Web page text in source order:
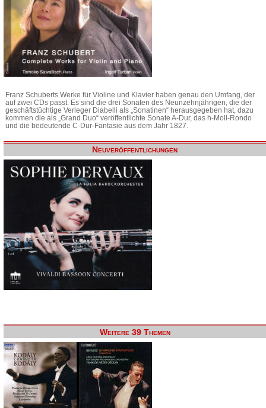
Franz Schuberts Werke für Violine und Klavier haben genau den Umfang, der
auf zwei CDs passt. Es sind die drei Sonaten des Neunzehnjährigen, die der
geschäftstüchtige Verleger Diabelli als „Sonatinen“ herausgegeben hat, dazu
kommen die als „Grand Duo“ veröffentlichte Sonate A-Dur, das h-Moll-Rondo
und die bedeutende C-Dur-Fantasie aus dem Jahr 1827.
Neuveröffentlichungen
Weitere 39 Themen